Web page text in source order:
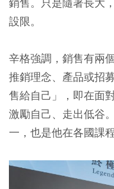
設限。
辛格強調，銷售有兩
推銷理念、產品或招
售給自己」，即在面
激勵自己、走出低谷
一，也是他在各國課